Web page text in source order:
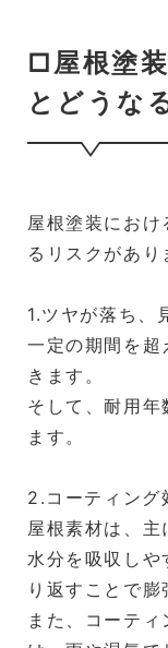
□屋根塗
とどうな
屋根塗装におけ
るリスクがあり
1.ツヤが落ち、
一定の期間を超
きます。
そして、耐用年
ます。
2.コーティング
屋根素材は、主
水分を吸収しや
り返すことで膨
また、コーテ